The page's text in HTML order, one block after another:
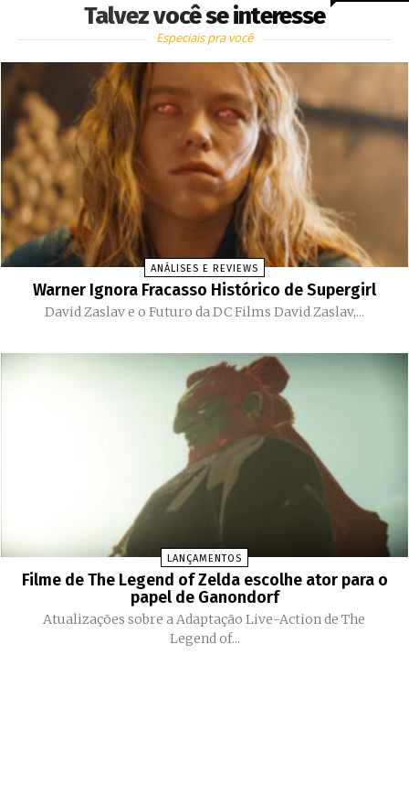
Talvez você se interesse
Especiais pra você
ANÁLISES E REVIEWS
Warner Ignora Fracasso Histórico de Supergirl
David Zaslav e o Futuro da DC Films David Zaslav,...
LANÇAMENTOS
Filme de The Legend of Zelda escolhe ator para o
papel de Ganondorf
Atualizações sobre a Adaptação Live-Action de The
Legend of...